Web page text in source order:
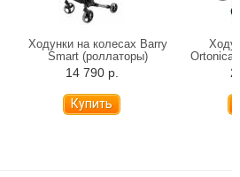
Ходунки на колесах Barry
Smart (роллаторы)
14 790 р.
Ortonica